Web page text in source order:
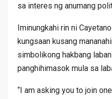
sa interes ng anumang
Iminungkahi rin ni
kungsaan kusang
simbolikong hakbang
panghihimasok mula sa
“I am asking you to join